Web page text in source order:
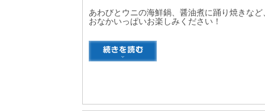
あわびとウニの海鮮鍋、醤油煮に踊り焼きなど
おなかいっぱいお楽しみください！